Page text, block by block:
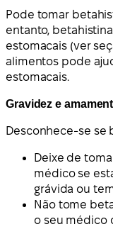
Pode tomar
entanto,
estomacais (ver
alimentos pode
estomacais.
Gravidez e
Desconhece-se se
Deixe de
médico se
grávida ou
Não tome
o seu médico